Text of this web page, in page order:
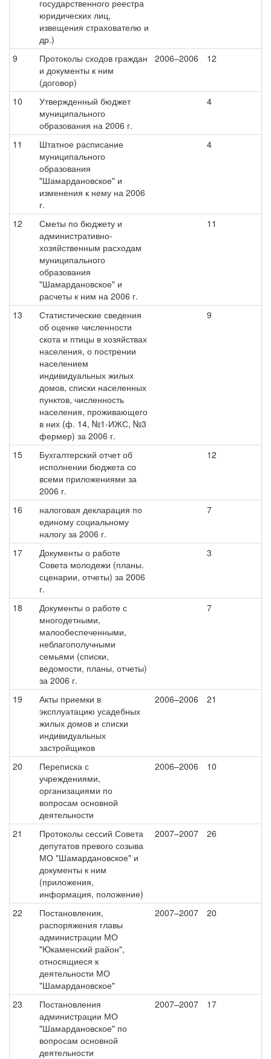
государственного реестра
юридических лиц,
извещения страхователю и
др.)
9
Протоколы сходов граждан
и документы к ним
(договор)
2006–2006 12
10
Утвержденный бюджет
муниципального
образования на 2006 г.
4
11
Штатное расписание
муниципального
образования
"Шамардановское" и
изменения к нему на 2006
г.
4
12
Сметы по бюджету и
административно-
хозяйственным расходам
муниципального
образования
"Шамардановское" и
расчеты к ним на 2006 г.
11
13
Статистические сведения
об оценке численности
скота и птицы в хозяйствах
населения, о пострении
населением
индивидуальных жилых
домов, списки населенных
пунктов, численность
населения, проживающего
в них (ф. 14, №1-ИЖС, №3
фермер) за 2006 г.
9
15
Бухгалтерский отчет об
исполнении бюджета со
всеми приложениями за
2006 г.
12
16
налоговая декларация по
единому социальному
налогу за 2006 г.
7
17
Документы о работе
Совета молодежи (планы.
сценарии, отчеты) за 2006
г.
3
18
Документы о работе с
многодетными,
малообеспеченными,
неблагополучными
семьями (списки,
ведомости, планы, отчеты)
за 2006 г.
7
19
Акты приемки в
эксплуатацию усадебных
жилых домов и списки
индивидуальных
застройщиков
2006–2006 21
20
Переписка с
учреждениями,
организациями по
вопросам основной
деятельности
2006–2006 10
21
Протоколы сессий Совета
депутатов превого созыва
МО "Шамардановское" и
документы к ним
(приложения,
информация, положение)
2007–2007 26
22
Постановления,
распоряжения главы
администрации МО
"Юкаменский район",
относящиеся к
деятельности МО
"Шамардановское"
2007–2007 20
23
Постановления
администрации МО
"Шамардановское" по
вопросам основной
деятельности
2007–2007 17